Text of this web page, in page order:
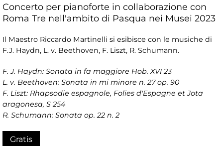
Concerto per pianoforte in collaborazione con
Roma Tre nell'ambito di Pasqua nei Musei 2023
Il Maestro Riccardo Martinelli si esibisce con le musiche di
F.J. Haydn, L. v. Beethoven, F. Liszt, R. Schumann.
F. J. Haydn: Sonata in fa maggiore Hob. XVI 23
L. v. Beethoven: Sonata in mi minore n. 27 op. 90
F. Liszt: Rhapsodie espagnole, Folies d'Espagne et Jota
aragonesa, S 254
R. Schumann: Sonata op. 22 n. 2
Gratis